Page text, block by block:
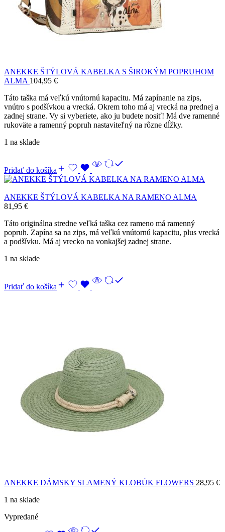
ANEKKE ŠTÝLOVÁ KABELKA S ŠIROKÝM POPRUHOM
ALMA 104,95 €
Táto taška má veľkú vnútornú kapacitu. Má zapínanie na zips,
vnútro s podšívkou a vrecká. Okrem toho má aj vrecká na prednej a
zadnej strane. Vy si vyberiete, ako ju budete nosiť! Má dve ramenné
rukoväte a ramenný popruh nastaviteľný na rôzne dĺžky.
1 na sklade
Pridať do košíka
ANEKKE ŠTÝLOVÁ KABELKA NA RAMENO ALMA
81,95 €
Táto originálna stredne veľká taška cez rameno má ramenný
popruh. Zapína sa na zips, má veľkú vnútornú kapacitu, plus vrecká
a podšívku. Má aj vrecko na vonkajšej zadnej strane.
1 na sklade
Pridať do košíka
ANEKKE DÁMSKY SLAMENÝ KLOBÚK FLOWERS 28,95 €
1 na sklade
Vypredané